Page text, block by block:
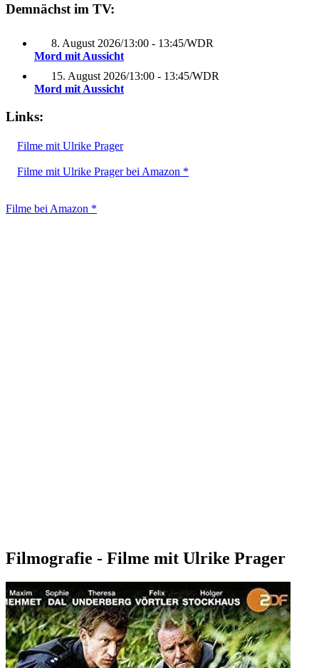
Demnächst im TV:
8. August 2026/13:00 - 13:45/WDR
Mord mit Aussicht
15. August 2026/13:00 - 13:45/WDR
Mord mit Aussicht
Links:
Filme mit Ulrike Prager
Filme mit Ulrike Prager bei Amazon *
Filme bei Amazon *
Filmografie - Filme mit Ulrike Prager